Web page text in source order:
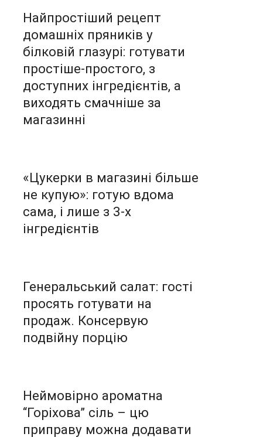
Найпростіший рецепт
домашніх пряників у
білковій глазурі: готувати
простіше-простого, з
доступних інгредієнтів, а
виходять смачніше за
магазинні
«Цукерки в магазині більше
не купую»: готую вдома
сама, і лише з 3-х
інгредієнтів
Генеральський салат: гості
просять готувати на
продаж. Консервую
подвійну порцію
Неймовірно ароматна
“Горіхова” сіль – цю
приправу можна додавати